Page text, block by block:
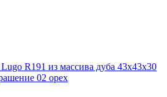
R191 из массива дуба 43х43х30
02 орех